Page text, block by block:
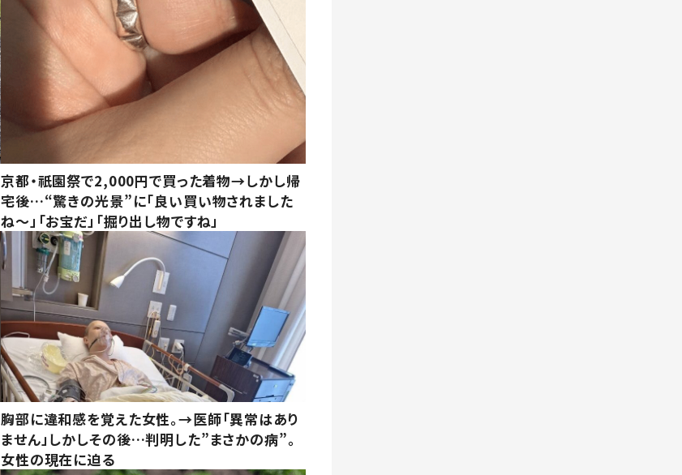
京都・祇園祭で2,000円で買った着物→しかし帰
宅後…“驚きの光景”に「良い買い物されました
ね～」「お宝だ」「掘り出し物ですね」
胸部に違和感を覚えた女性。→医師「異常はあり
ません」しかしその後…判明した”まさかの病”。
女性の現在に迫る